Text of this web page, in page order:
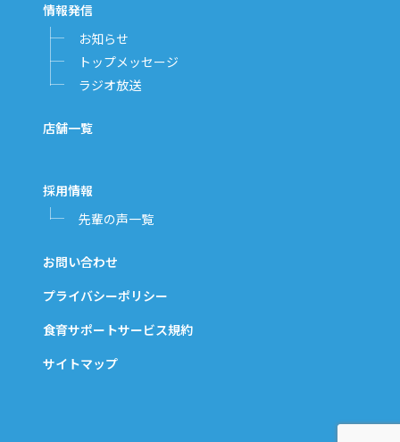
情報発信
お知らせ
トップメッセージ
ラジオ放送
店舗一覧
採用情報
先輩の声一覧
お問い合わせ
プライバシーポリシー
食育サポートサービス規約
サイトマップ